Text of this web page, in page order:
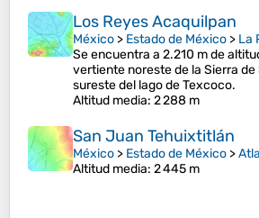
Los Reyes Acaquilpan
México > Estado de México > La
Se encuentra a 2.210 m de
vertiente noreste de la Sierra
sureste del lago de Texcoco.
Altitud media: 2 288 m
San Juan Tehuixtitlán
México > Estado de México >
Altitud media: 2 445 m